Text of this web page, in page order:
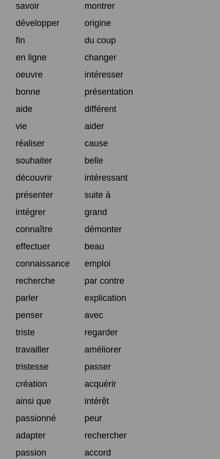
savoir
montrer
développer
origine
fin
du coup
en ligne
changer
oeuvre
intéresser
bonne
présentation
aide
différent
vie
aider
réaliser
cause
souhaiter
belle
découvrir
intéressant
présenter
suite à
intégrer
grand
connaître
démonter
effectuer
beau
connaissance
emploi
recherche
par contre
parler
explication
penser
avec
triste
regarder
travailler
améliorer
tristesse
passer
création
acquérir
ainsi que
intérêt
passionné
peur
adapter
rechercher
passion
accord